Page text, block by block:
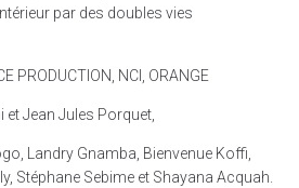
par des doubles vies
PRODUCTION, NCI, ORANGE
et Jean Jules Porquet,
Landry Gnamba, Bienvenue Koffi,
Stéphane Sebime et Shayana Acquah.